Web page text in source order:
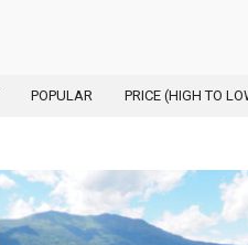
POPULAR PRICE (HIGH TO